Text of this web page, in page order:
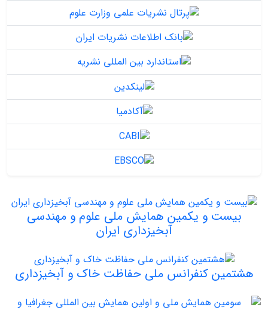
بیست و یکمین همایش ملی علوم و مهندسی
آبخیزداری ایران
هشتمین کنفرانس ملی حفاظت خاک و آبخیزداری